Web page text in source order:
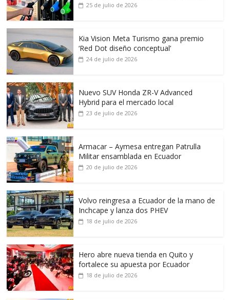
25 de julio de 2026
Kia Vision Meta Turismo gana premio
‘Red Dot diseño conceptual’
24 de julio de 2026
Nuevo SUV Honda ZR-V Advanced
Hybrid para el mercado local
23 de julio de 2026
Armacar – Aymesa entregan Patrulla
Militar ensamblada en Ecuador
20 de julio de 2026
Volvo reingresa a Ecuador de la mano de
Inchcape y lanza dos PHEV
18 de julio de 2026
Hero abre nueva tienda en Quito y
fortalece su apuesta por Ecuador
18 de julio de 2026